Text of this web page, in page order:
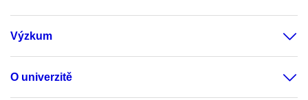
Výzkum
O univerzitě